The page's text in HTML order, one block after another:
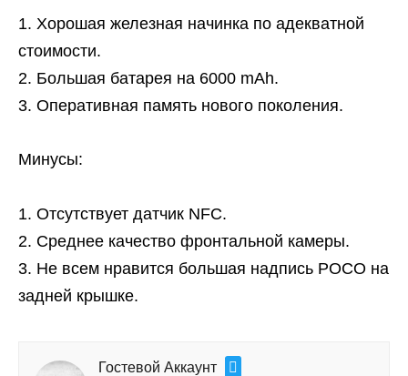
Хорошая железная начинка по адекватной
стоимости.
Большая батарея на 6000 mAh.
Оперативная память нового поколения.
Минусы:
Отсутствует датчик NFC.
Среднее качество фронтальной камеры.
Не всем нравится большая надпись POCO на
задней крышке.
Гостевой Аккаунт